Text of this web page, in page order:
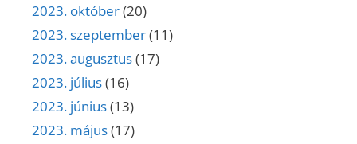
2023. október(20)
2023. szeptember(11)
2023. augusztus(17)
2023. július(16)
2023. június(13)
2023. május(17)